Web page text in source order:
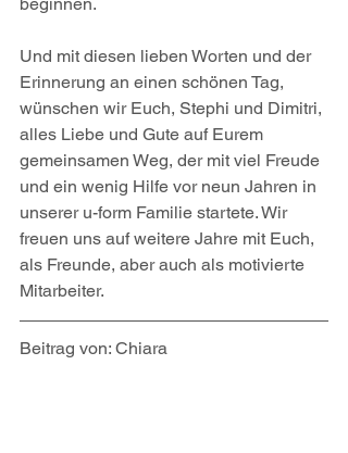
Und mit diesen lieben Worten und der
Erinnerung an einen schönen Tag,
wünschen wir Euch, Stephi und Dimitri,
alles Liebe und Gute auf Eurem
gemeinsamen Weg, der mit viel Freude
und ein wenig Hilfe vor neun Jahren in
unserer u-form Familie startete. Wir
freuen uns auf weitere Jahre mit Euch,
als Freunde, aber auch als motivierte
Mitarbeiter.
Beitrag von: Chiara